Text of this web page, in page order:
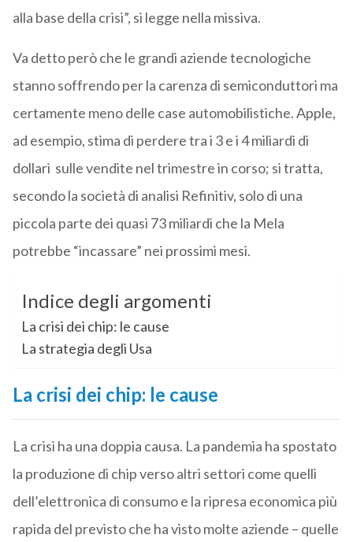
alla base della crisi”, si legge nella missiva.
Va detto però che le grandi aziende tecnologiche
stanno soffrendo per la carenza di semiconduttori ma
certamente meno delle case automobilistiche. Apple,
ad esempio, stima di perdere tra i 3 e i 4 miliardi di
dollari sulle vendite nel trimestre in corso; si tratta,
secondo la società di analisi Refinitiv, solo di una
piccola parte dei quasi 73 miliardi che la Mela
potrebbe “incassare” nei prossimi mesi.
Indice degli argomenti
La crisi dei chip: le cause
La strategia degli Usa
La crisi dei chip: le cause
La crisi ha una doppia causa. La pandemia ha spostato
la produzione di chip verso altri settori come quelli
dell’elettronica di consumo e la ripresa economica più
rapida del previsto che ha visto molte aziende – quelle